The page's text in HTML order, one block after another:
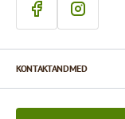
KONTAKTANDMED